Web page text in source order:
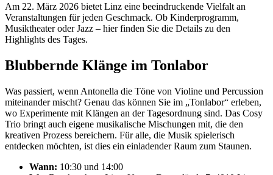
Am 22. März 2026 bietet Linz eine beeindruckende Vielfalt an
Veranstaltungen für jeden Geschmack. Ob Kinderprogramm,
Musiktheater oder Jazz – hier finden Sie die Details zu den
Highlights des Tages.
Blubbernde Klänge im Tonlabor
Was passiert, wenn Antonella die Töne von Violine und Percussion
miteinander mischt? Genau das können Sie im „Tonlabor“ erleben,
wo Experimente mit Klängen an der Tagesordnung sind. Das Cosy
Trio bringt auch eigene musikalische Mischungen mit, die den
kreativen Prozess bereichern. Für alle, die Musik spielerisch
entdecken möchten, ist dies ein einladender Raum zum Staunen.
Wann: 10:30 und 14:00